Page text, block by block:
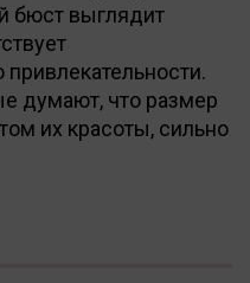
бюст выглядит
думают, что размер
их красоты, сильно